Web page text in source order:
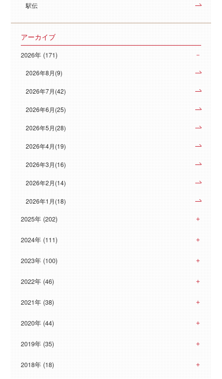
駅伝
アーカイブ
2026年 (171)
2026年8月(9)
2026年7月(42)
2026年6月(25)
2026年5月(28)
2026年4月(19)
2026年3月(16)
2026年2月(14)
2026年1月(18)
2025年 (202)
2024年 (111)
2023年 (100)
2022年 (46)
2021年 (38)
2020年 (44)
2019年 (35)
2018年 (18)